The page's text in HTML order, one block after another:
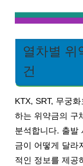
열차별 위
건
KTX, SRT, 무궁
하는 위약금의 구
분석합니다. 출발
금이 어떻게 달라
적인 정보를 제공